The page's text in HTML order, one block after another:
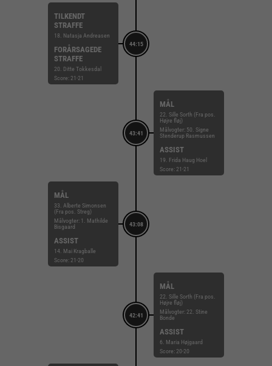
44:15
TILKENDT
STRAFFE
18. Natasja Andreasen
FORÅRSAGEDE
STRAFFE
20. Ditte Tokkesdal
Score: 21-21
43:41
MÅL
22. Sille Sorth (Fra pos.
Højre fløj)
Målvogter: 50. Signe
Stenderup Rasmussen
ASSIST
19. Frida Haug Hoel
Score: 21-21
43:08
MÅL
33. Alberte Simonsen
(Fra pos. Streg)
Målvogter: 1. Mathilde
Bisgaard
ASSIST
14. Mai Kragballe
Score: 21-20
42:41
MÅL
22. Sille Sorth (Fra pos.
Højre fløj)
Målvogter: 22. Stine
Bonde
ASSIST
6. Maria Højgaard
Score: 20-20